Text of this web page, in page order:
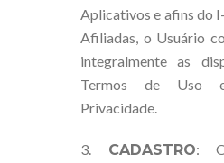
Aplicativos e afins do
Afiliadas, o Usuário
integralmente as
Termos de Uso
Privacidade.
3. CADASTRO: